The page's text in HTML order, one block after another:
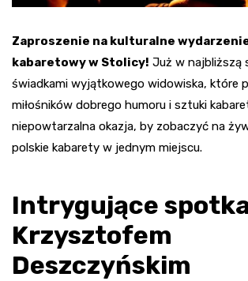
Zaproszenie na kulturalne
kabaretowy w Stolicy! Już w najbliższą
świadkami wyjątkowego widowiska, które
miłośników dobrego humoru i sztuki
niepowtarzalna okazja, by zobaczyć na
polskie kabarety w jednym miejscu.
Intrygujące
Krzysztofem
Deszczyńskim